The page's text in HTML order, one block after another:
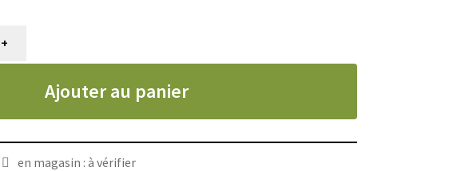
+
Ajouter au panier
en magasin : à vérifier